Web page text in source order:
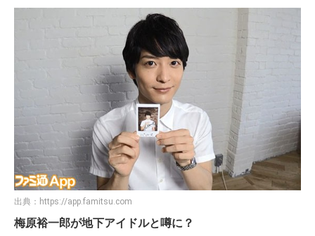
出典： https://app.famitsu.com
梅原裕一郎が地下アイドルと噂に？